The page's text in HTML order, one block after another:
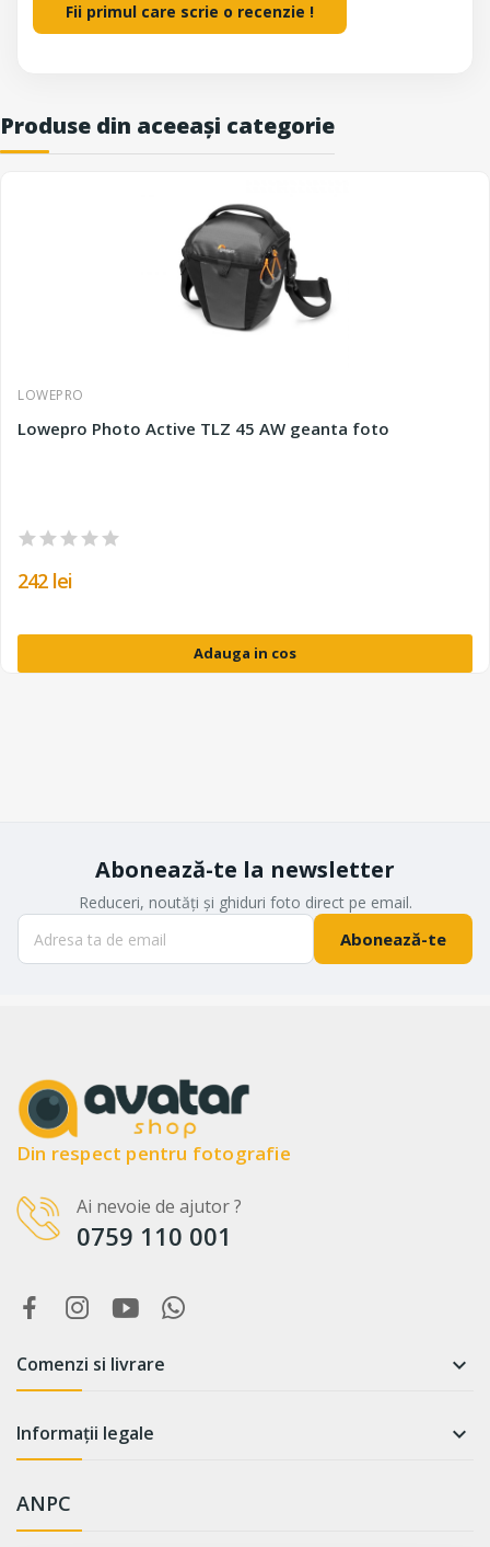
Fii primul care scrie o recenzie !
Produse din aceeași categorie
LOWEPRO
Lowepro Photo Active TLZ 45 AW geanta foto
242 lei
Adauga in cos
Abonează-te la newsletter
Reduceri, noutăți și ghiduri foto direct pe email.
Abonează-te
Din respect pentru fotografie
Ai nevoie de ajutor ?
0759 110 001
Comenzi si livrare 
Informații legale 
ANPC